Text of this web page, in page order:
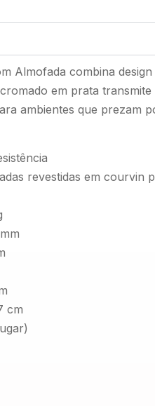
Almofada combina
em prata
ambientes que prezam
revestidas em courvin
cm